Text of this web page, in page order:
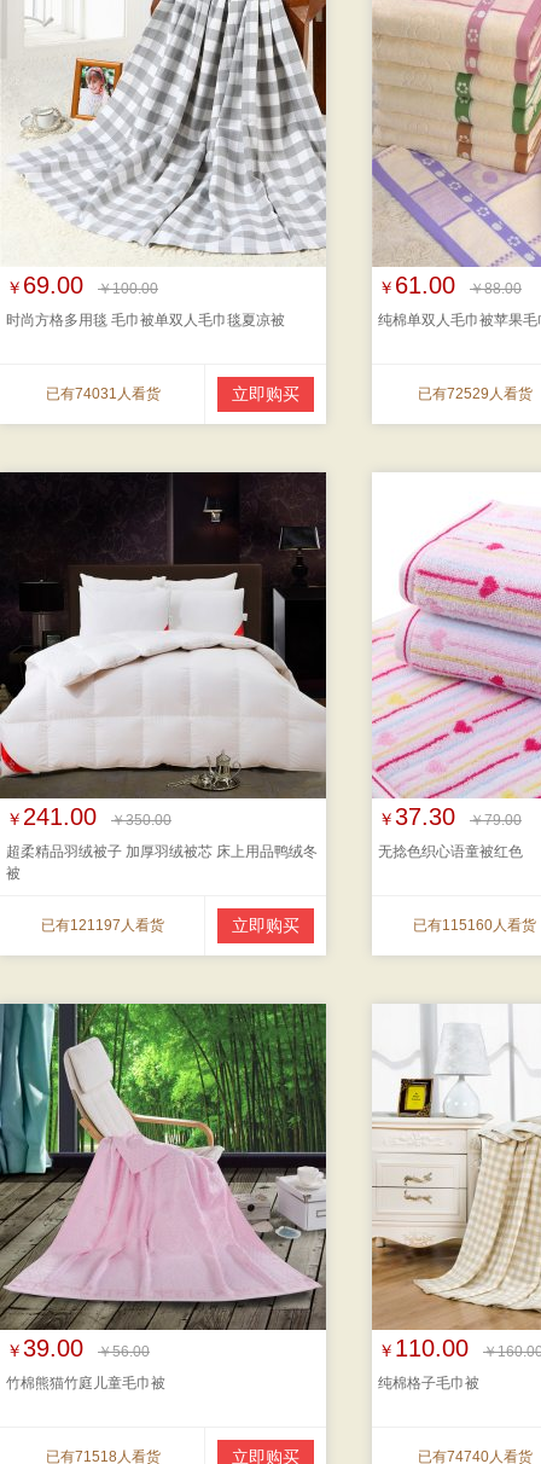
￥ 69.00
￥100.00
时尚方格多用毯 毛巾被单双人毛巾毯夏凉被
已有74031人看货 立即购买
￥ 61.00
￥88.00
纯棉单双人毛巾被苹果毛
已有72529人看货
￥ 241.00
￥350.00
超柔精品羽绒被子 加厚羽绒被芯 床上用品鸭绒冬
被
已有121197人看货 立即购买
￥37.30
￥79.00
无捻色织心语童被红色
已有115160人看货
￥39.00
￥56.00
竹棉熊猫竹庭儿童毛巾被
已有71518人看货 立即购买
￥ 110.00
￥
纯棉格子毛巾被
已有74740人看货